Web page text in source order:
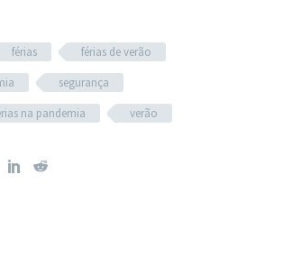
férias
férias de verão
segurança
na pandemia
verão